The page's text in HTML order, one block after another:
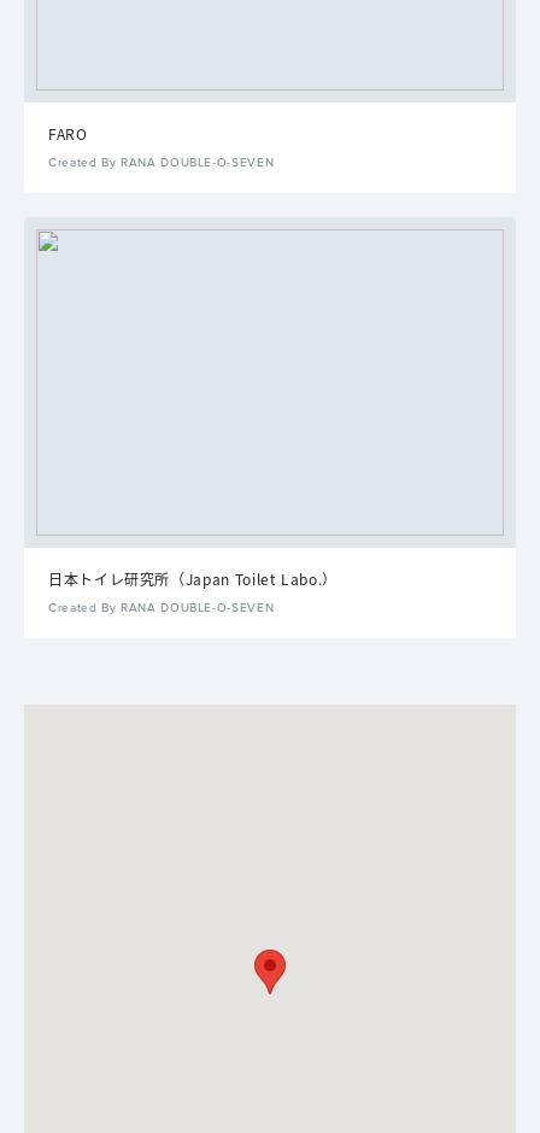
FARO
Created By RANA DOUBLE-O-SEVEN
日本トイレ研究所（Japan Toilet Labo.）
Created By RANA DOUBLE-O-SEVEN